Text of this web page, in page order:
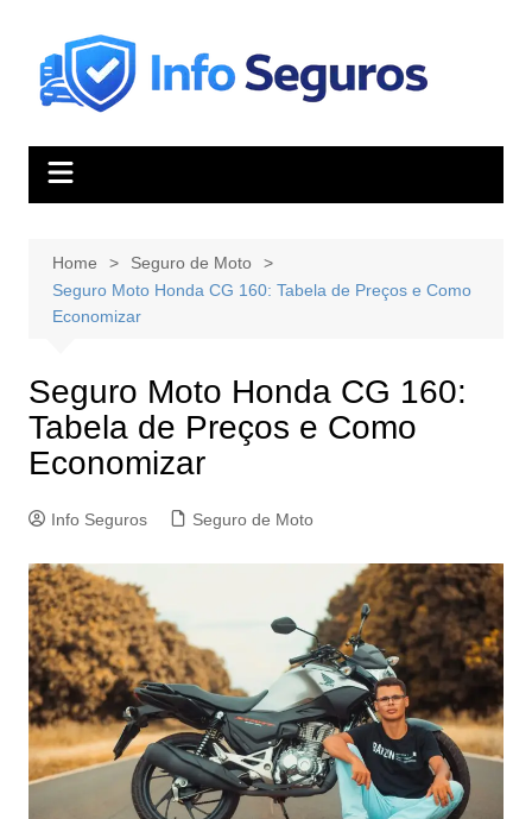
content
Home
Seguro de Moto
Seguro Moto Honda CG 160: Tabela de Preços e Como
Economizar
Seguro Moto Honda CG 160:
Tabela de Preços e Como
Economizar
Info Seguros Seguro de Moto